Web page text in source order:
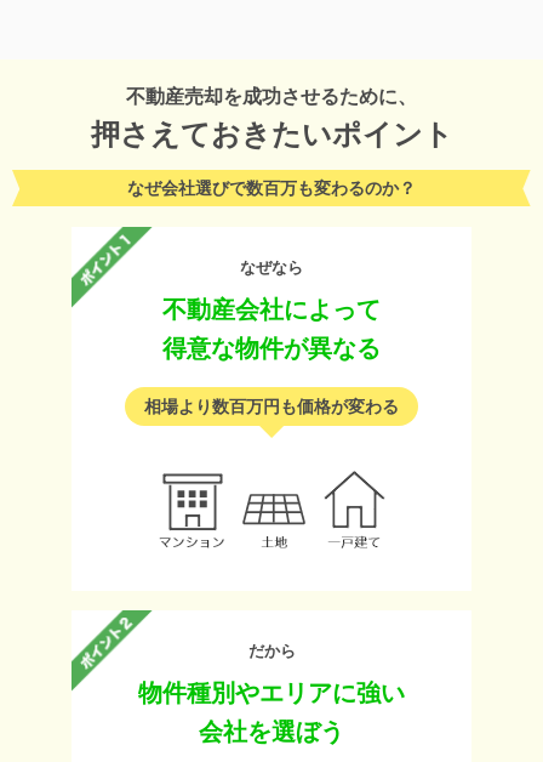
不動産売却を成功させるために、
押さえておきたいポイント
なぜ会社選びで数百万も変わるのか？
なぜなら
不動産会社によって
得意な物件が異なる
相場より数百万円も価格が変わる
だから
物件種別やエリアに強い
会社を選ぼう